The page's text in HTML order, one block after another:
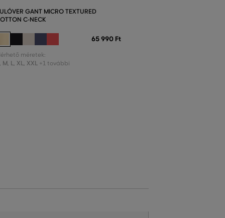
GANT MICRO TEXTURED
C-NECK
65 990 Ft
méretek:
, M, L, XL, XXL +1 további